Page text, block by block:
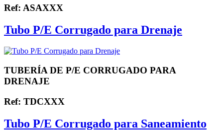
Ref: ASAXXX
Tubo P/E Corrugado para Drenaje
TUBERÍA DE P/E CORRUGADO PARA
DRENAJE
Ref: TDCXXX
Tubo P/E Corrugado para Saneamiento